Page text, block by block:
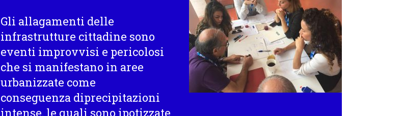
Gli allagamenti delle
infrastrutture cittadine sono
eventi improvvisi e pericolosi
che si manifestano in aree
urbanizzate come
conseguenza diprecipitazioni
intense, le quali sono ipotizzate